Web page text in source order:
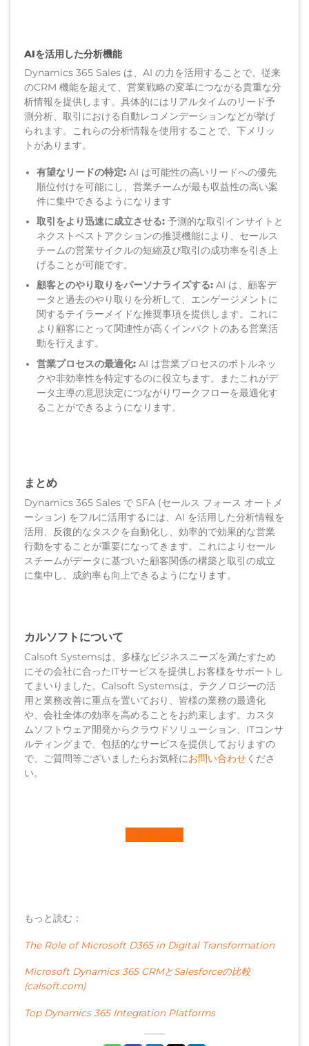
AIを活用した分析機能
Dynamics 365 Sales は、AI の力を活用することで、従来
のCRM 機能を超えて、営業戦略の変革につながる貴重な分
析情報を提供します。具体的にはリアルタイムのリード予
測分析、取引における自動レコメンデーションなどが挙げ
られます。これらの分析情報を使用することで、下メリッ
トがあります。
有望なリードの特定:AI は可能性の高いリードへの優先
順位付けを可能にし、営業チームが最も収益性の高い案
件に集中できるようになります
取引をより迅速に成立させる:予測的な取引インサイトと
ネクストベストアクションの推奨機能により、セールス
チームの営業サイクルの短縮及び取引の成功率を引き上
げることが可能です。
顧客とのやり取りをパーソナライズする:AI は、顧客デ
ータと過去のやり取りを分析して、エンゲージメントに
関するテイラーメイドな推奨事項を提供します。これに
より顧客にとって関連性が高くインパクトのある営業活
動を行えます。
営業プロセスの最適化: AI は営業プロセスのボトルネッ
クや非効率性を特定するのに役立ちます。またこれがデ
ータ主導の意思決定につながりワークフローを最適化す
ることができるようになります。
まとめ
Dynamics 365 Sales で SFA (セールス フォース オートメ
ーション) をフルに活用するには、AI を活用した分析情報を
活用、反復的なタスクを自動化し、効率的で効果的な営業
行動をすることが重要になってきます。これによりセール
スチームがデータに基づいた顧客関係の構築と取引の成立
に集中し、成約率も向上できるようになります。
カルソフトについて
Calsoft Systemsは、多様なビジネスニーズを満たすため
にその会社に合ったITサービスを提供しお客様をサポートし
てまいりました。Calsoft Systemsは、テクノロジーの活
用と業務改善に重点を置いており、皆様の業務の最適化
や、会社全体の効率を高めることをお約束します。カスタ
ムソフトウェア開発からクラウドソリューション、ITコンサ
ルティングまで、包括的なサービスを提供しておりますの
で、ご質問等ございましたらお気軽にお問い合わせくださ
い。
お問い合わせ
もっと読む：
The Role of Microsoft D365 in Digital Transformation
Microsoft Dynamics 365 CRMとSalesforceの比較
(calsoft.com)
Top Dynamics 365 Integration Platforms